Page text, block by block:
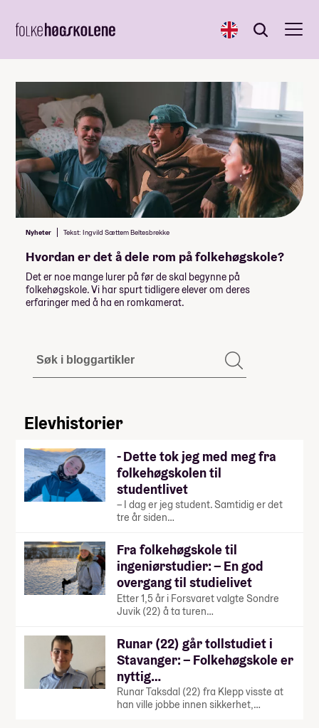
English Søk
Søk
Nyheter Tekst: Ingvild Sættem Beltesbrekke
Hvordan er det å dele rom på folkehøgskole?
Det er noe mange lurer på før de skal begynne på
folkehøgskole. Vi har spurt tidligere elever om deres
erfaringer med å ha en romkamerat.
Elevhistorier
- Dette tok jeg med meg fra
folkehøgskolen til
studentlivet
– I dag er jeg student. Samtidig er det
tre år siden…
Fra folkehøgskole til
ingeniørstudier: – En god
overgang til studielivet
Etter 1,5 år i Forsvaret valgte Sondre
Juvik (22) å ta turen…
Runar (22) går tollstudiet i
Stavanger: – Folkehøgskole er
nyttig…
Runar Taksdal (22) fra Klepp visste at
han ville jobbe innen sikkerhet,…